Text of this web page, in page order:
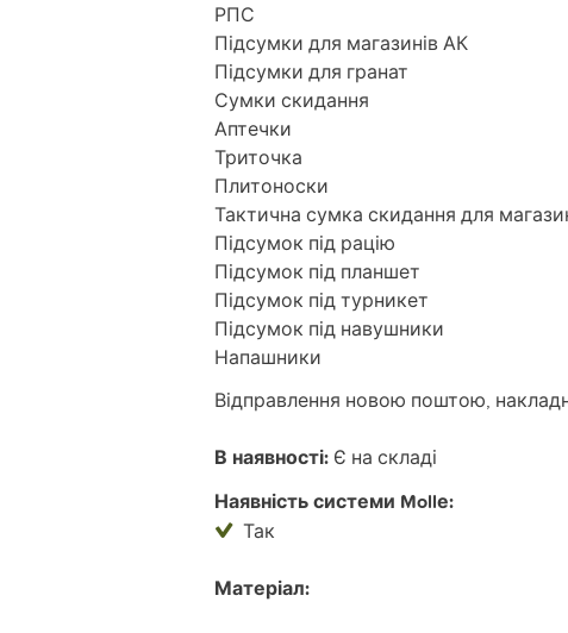
РПС
Підсумки для магазинів АК
Підсумки для гранат
Сумки скидання
Аптечки
Триточка
Плитоноски
Тактична сумка скидання для
Підсумок під рацію
Підсумок під планшет
Підсумок під турникет
Підсумок під навушники
Напашники
Відправлення новою поштою,
В наявності: Є на складі
Наявність системи Mollе:
Так
Матеріал: